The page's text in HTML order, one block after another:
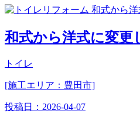
和式から洋式に変更
トイレ
[施工エリア：豊田市]
投稿日： 2026-04-07